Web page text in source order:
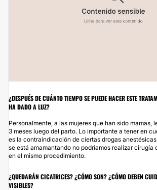
¿DESPUÉS DE CUÁNTO TIEMPO SE PUEDE HACER ESTE
HA DADO A LUZ?
Personalmente, a las mujeres que han sido mamas,
3 meses luego del parto. Lo importante a tener en
es la contraindicación de ciertas drogas
se está amamantando no podríamos realizar cirugía
en el mismo procedimiento.
¿QUEDARÁN CICATRICES? ¿CÓMO SON? ¿CÓMO DEBEN
VISIBLES?